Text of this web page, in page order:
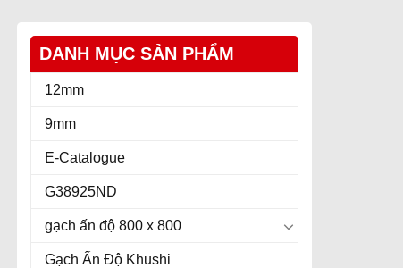
DANH MỤC SẢN PHẨM
12mm
9mm
E-Catalogue
G38925ND
gạch ấn độ 800 x 800
Gạch Ấn Độ Khushi